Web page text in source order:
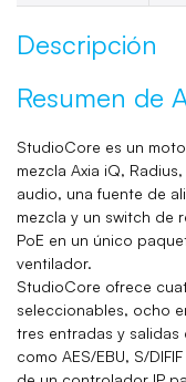
Descripción
Resumen de
StudioCore es un
mezcla Axia iQ,
audio, una fuente de
mezcla y un switch de
PoE en un único
ventilador.
StudioCore ofrece
seleccionables, ocho
tres entradas y
como AES/EBU, S/